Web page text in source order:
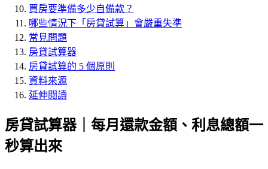
買房要準備多少自備款？
哪些情況下「房貸試算」會嚴重失準
常見問題
房貸試算器
房貸試算的 5 個原則
資料來源
延伸閱讀
房貸試算器｜每月還款金額、利息總額一
秒算出來